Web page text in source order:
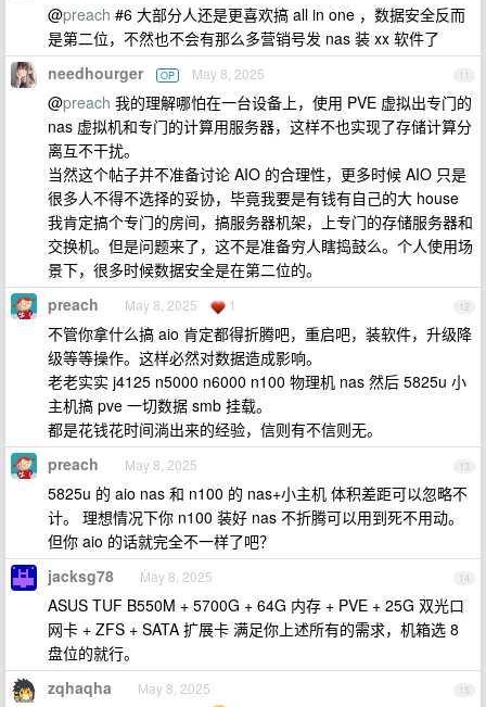
@preach #6 大部分人还是更喜欢搞 all in one ，数据安全反而
是第二位，不然也不会有那么多营销号发 nas 装 xx 软件了
11
needhourger OP May 8, 2025
@preach 我的理解哪怕在一台设备上，使用 PVE 虚拟出专门的
nas 虚拟机和专门的计算用服务器，这样不也实现了存储计算分
离互不干扰。
当然这个帖子并不准备讨论 AIO 的合理性，更多时候 AIO 只是
很多人不得不选择的妥协，毕竟我要是有钱有自己的大 house
我肯定搞个专门的房间，搞服务器机架，上专门的存储服务器和
交换机。但是问题来了，这不是准备穷人瞎捣鼓么。个人使用场
景下，很多时候数据安全是在第二位的。
12
preach May 8, 2025 1
不管你拿什么搞 aio 肯定都得折腾吧，重启吧，装软件，升级降
级等等操作。这样必然对数据造成影响。
老老实实 j4125 n5000 n6000 n100 物理机 nas 然后 5825u 小
主机搞 pve 一切数据 smb 挂载。
都是花钱花时间淌出来的经验，信则有不信则无。
13
preach May 8, 2025
5825u 的 aio nas 和 n100 的 nas+小主机 体积差距可以忽略不
计。 理想情况下你 n100 装好 nas 不折腾可以用到死不用动。
但你 aio 的话就完全不一样了吧？
14
jacksg78 May 8, 2025
ASUS TUF B550M + 5700G + 64G 内存 + PVE + 25G 双光口
网卡 + ZFS + SATA 扩展卡 满足你上述所有的需求，机箱选 8
盘位的就行。
15
zqhaqha May 8, 2025